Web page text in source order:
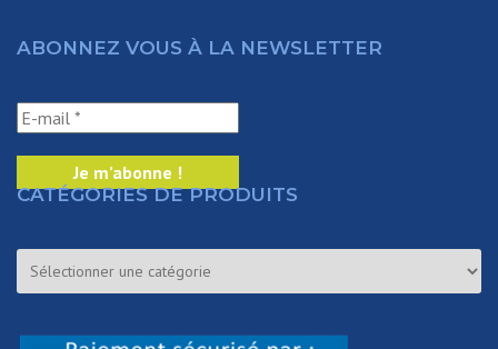
ABONNEZ VOUS À LA NEWSLETTER
CATÉGORIES DE PRODUITS